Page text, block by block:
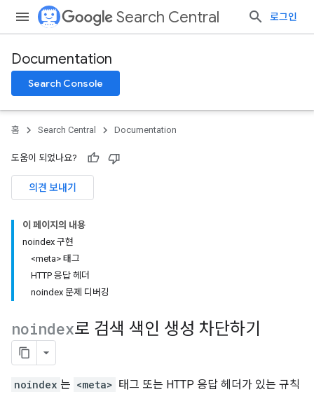
Search Central 로그인
Documentation
Search Console
홈 Search Central Documentation
도움이 되었나요?
의견 보내기
이 페이지의 내용
noindex 구현
<meta> 태그
HTTP 응답 헤더
noindex 문제 디버깅
noindex로 검색 색인 생성 차단하기
noindex 는 <meta> 태그 또는 HTTP 응답 헤더가 있는 규칙